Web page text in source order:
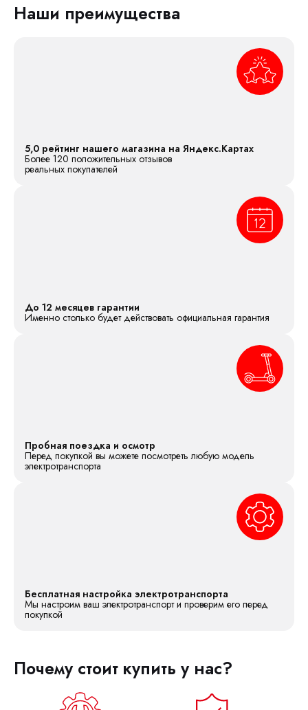
Наши преимущества
5,0 рейтинг нашего магазина на Яндекс.Картах
Более 120 положительных отзывов
реальных покупателей
До 12 месяцев гарантии
Именно столько будет действовать официальная гарантия
Пробная поездка и осмотр
Перед покупкой вы можете посмотреть любую модель
электротранспорта
Бесплатная настройка электротранспорта
Мы настроим ваш электротранспорт и проверим его перед
покупкой
Почему стоит купить у нас?